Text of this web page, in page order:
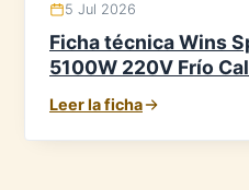
5 Jul 2026
Ficha técnica Wins
5100W 220V Frío
Leer la ficha